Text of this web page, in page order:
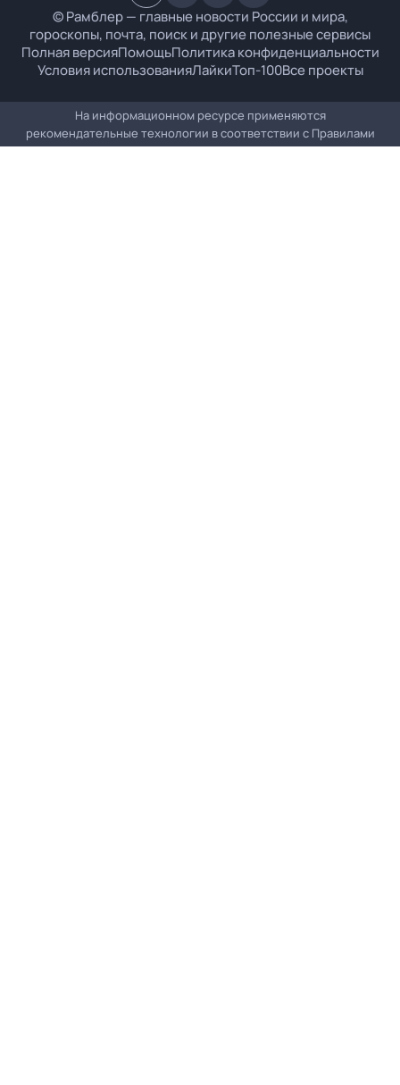
© Рамблер — главные новости России и мира,
гороскопы, почта, поиск и другие полезные сервисы
Полная версияПомощьПолитика конфиденциальности
Условия использованияЛайкиТоп-100Все проекты
На информационном ресурсе применяются
рекомендательные технологии в соответствии с Правилами